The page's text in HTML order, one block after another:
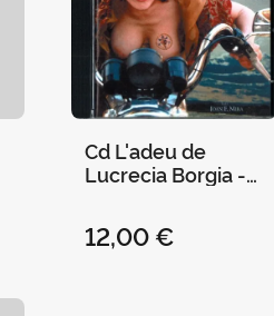
Cd L'adeu de
Lucrecia Borgia -
12,00 €